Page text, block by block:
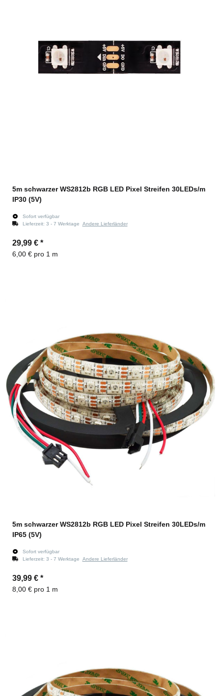
5m schwarzer WS2812b RGB LED Pixel Streifen 30LEDs/m
IP30 (5V)
Sofort verfügbar
Lieferzeit: 3 - 7 Werktage Andere Lieferländer
29,99 € *
6,00 € pro 1 m
5m schwarzer WS2812b RGB LED Pixel Streifen 30LEDs/m
IP65 (5V)
Sofort verfügbar
Lieferzeit: 3 - 7 Werktage Andere Lieferländer
39,99 € *
8,00 € pro 1 m